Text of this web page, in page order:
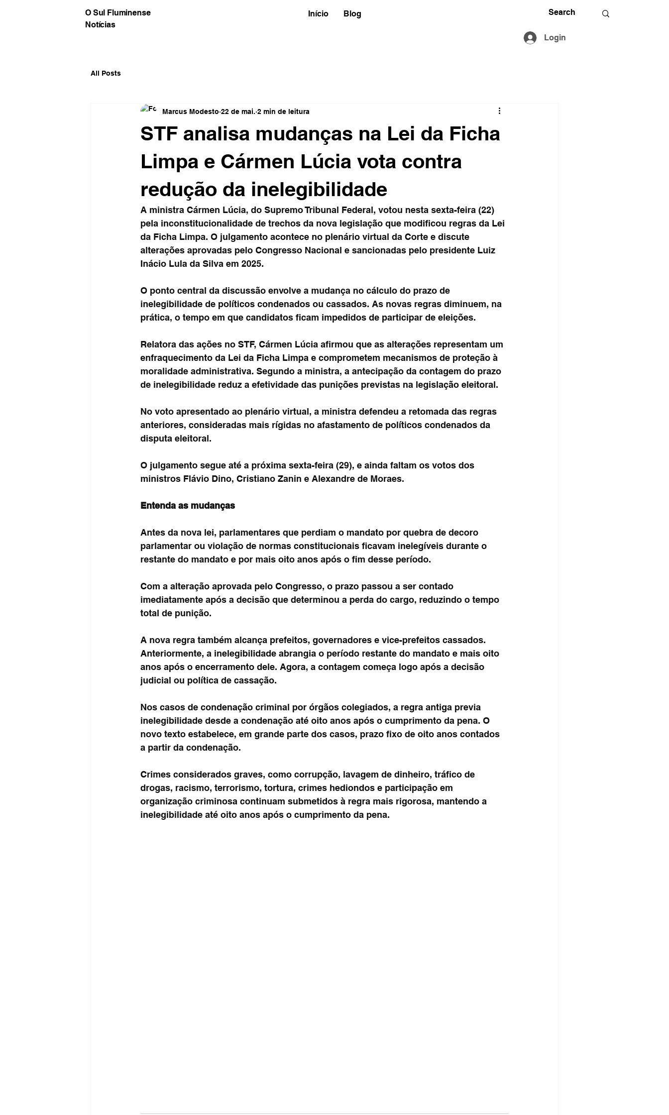
O Sul Fluminense
Notícias
Início Blog
Login
All Posts
STF analisa mudanças na Lei da Ficha
Limpa e Cármen Lúcia vota contra
redução da inelegibilidade
Marcus Modesto 22 de mai. 2 min de leitura
A ministra Cármen Lúcia, do Supremo Tribunal Federal, votou nesta sexta-feira (22)
pela inconstitucionalidade de trechos da nova legislação que modificou regras da Lei
da Ficha Limpa. O julgamento acontece no plenário virtual da Corte e discute
alterações aprovadas pelo Congresso Nacional e sancionadas pelo presidente Luiz
Inácio Lula da Silva em 2025.
O ponto central da discussão envolve a mudança no cálculo do prazo de
inelegibilidade de políticos condenados ou cassados. As novas regras diminuem, na
prática, o tempo em que candidatos ficam impedidos de participar de eleições.
Relatora das ações no STF, Cármen Lúcia afirmou que as alterações representam um
enfraquecimento da Lei da Ficha Limpa e comprometem mecanismos de proteção à
moralidade administrativa. Segundo a ministra, a antecipação da contagem do prazo
de inelegibilidade reduz a efetividade das punições previstas na legislação eleitoral.
No voto apresentado ao plenário virtual, a ministra defendeu a retomada das regras
anteriores, consideradas mais rígidas no afastamento de políticos condenados da
disputa eleitoral.
O julgamento segue até a próxima sexta-feira (29), e ainda faltam os votos dos
ministros Flávio Dino, Cristiano Zanin e Alexandre de Moraes.
Entenda as mudanças
Antes da nova lei, parlamentares que perdiam o mandato por quebra de decoro
parlamentar ou violação de normas constitucionais ficavam inelegíveis durante o
restante do mandato e por mais oito anos após o fim desse período.
Com a alteração aprovada pelo Congresso, o prazo passou a ser contado
imediatamente após a decisão que determinou a perda do cargo, reduzindo o tempo
total de punição.
A nova regra também alcança prefeitos, governadores e vice-prefeitos cassados.
Anteriormente, a inelegibilidade abrangia o período restante do mandato e mais oito
anos após o encerramento dele. Agora, a contagem começa logo após a decisão
judicial ou política de cassação.
Nos casos de condenação criminal por órgãos colegiados, a regra antiga previa
inelegibilidade desde a condenação até oito anos após o cumprimento da pena. O
novo texto estabelece, em grande parte dos casos, prazo fixo de oito anos contados
a partir da condenação.
Crimes considerados graves, como corrupção, lavagem de dinheiro, tráfico de
drogas, racismo, terrorismo, tortura, crimes hediondos e participação em
organização criminosa continuam submetidos à regra mais rigorosa, mantendo a
inelegibilidade até oito anos após o cumprimento da pena.